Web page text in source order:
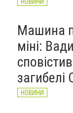
Машина
міні:
загибелі
НОВИНИ